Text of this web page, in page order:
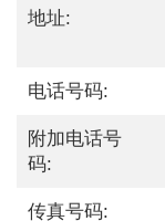
地址:
电话号码:
附加电话号
码:
传真号码: